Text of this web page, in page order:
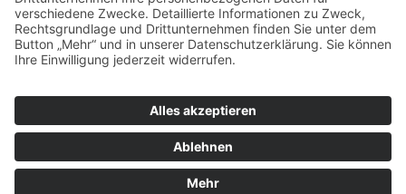
Laufen, Gymnastik, Motorradfahren, Schach, Schießen,
Schwimmen, Tanzen, Tischtennis und Turnen. Die
Kontaktdaten der jeweiligen Abteilungen gibt es auf der
Vereinswebseite vom SV Schwansen zu finden. Der
auch alte Leute. Spaß, Gemeinschaft und Fairness
stehen immer an erster Stelle, wenn es um den
Sportbetrieb geht, der noch einige erfolgreiche Jahre